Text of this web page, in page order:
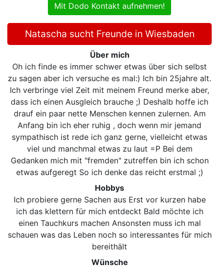
Mit Dodo Kontakt aufnehmen!
Natascha sucht Freunde in Wiesbaden
Über mich
Oh ich finde es immer schwer etwas über sich selbst
zu sagen aber ich versuche es mal:) Ich bin 25jahre alt.
Ich verbringe viel Zeit mit meinem Freund merke aber,
dass ich einen Ausgleich brauche ;) Deshalb hoffe ich
drauf ein paar nette Menschen kennen zulernen. Am
Anfang bin ich eher ruhig , doch wenn mir jemand
sympathisch ist rede ich ganz gerne, vielleicht etwas
viel und manchmal etwas zu laut =P Bei dem
Gedanken mich mit "fremden" zutreffen bin ich schon
etwas aufgeregt So ich denke das reicht erstmal ;)
Hobbys
Ich probiere gerne Sachen aus Erst vor kurzen habe
ich das klettern für mich entdeckt Bald möchte ich
einen Tauchkurs machen Ansonsten muss ich mal
schauen was das Leben noch so interessantes für mich
bereithält
Wünsche